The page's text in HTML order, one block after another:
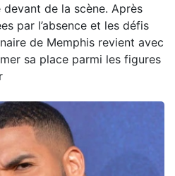
de la scène. Après
par l’absence et les défis
de Memphis revient avec
sa place parmi les figures